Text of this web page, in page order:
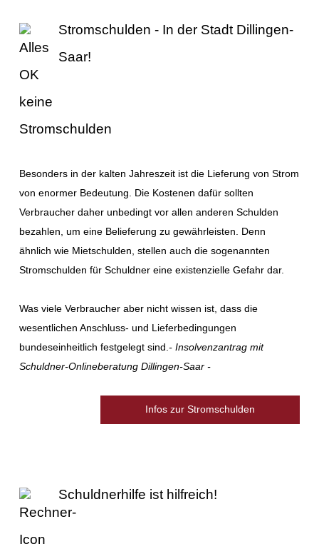
Stromschulden - In der Stadt Dillingen-
Saar!
Besonders in der kalten Jahreszeit ist die Lieferung von Strom
von enormer Bedeutung. Die Kostenen dafür sollten
Verbraucher daher unbedingt vor allen anderen Schulden
bezahlen, um eine Belieferung zu gewährleisten. Denn
ähnlich wie Mietschulden, stellen auch die sogenannten
Stromschulden für Schuldner eine existenzielle Gefahr dar.
Was viele Verbraucher aber nicht wissen ist, dass die
wesentlichen Anschluss- und Lieferbedingungen
bundeseinheitlich festgelegt sind.- Insolvenzantrag mit
Schuldner-Onlineberatung Dillingen-Saar -
Infos zur Stromschulden
Schuldnerhilfe ist hilfreich!